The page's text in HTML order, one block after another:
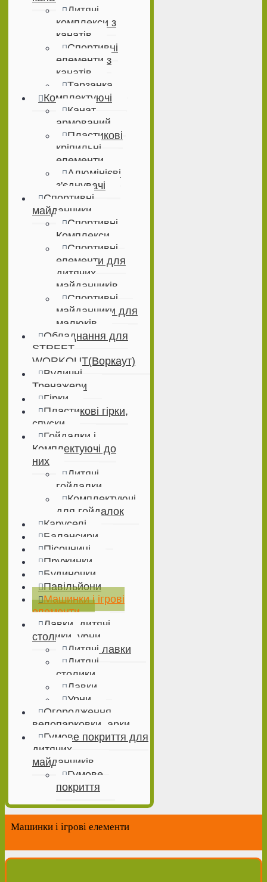
Дитячі
комплекси з
канатів
Спортивні
елементи з
канатів
Тарзанка
Комплектуючі
Канат
армований
Пластикові
кріпильні
елементи
Алюмінієві
з'єднувачі
Спортивні
майданчики
Спортивні
Комплекси
Спортивні
елементи для
дитячих
майданчиків
Спортивні
майданчики для
малюків
Обладнання для
STREET
WORKOUT(Воркаут)
Вуличні
Тренажери
Гірки
Пластикові гірки,
спуски
Гойдалки і
Комплектуючі до
них
Дитячі
гойдалки
Комплектуючі
для гойдалок
Каруселі
Балансири
Пісочниці
Пружинки
Будиночки
Павільйони
Машинки і ігрові
елементи
Лавки, дитячі
столики, урни
Дитячі лавки
Дитячі
столики
Лавки
Урни
Огородження,
велопарковки, арки
Гумове покриття для
дитячих
майданчиків
Гумове
покриття
Машинки і ігрові елементи